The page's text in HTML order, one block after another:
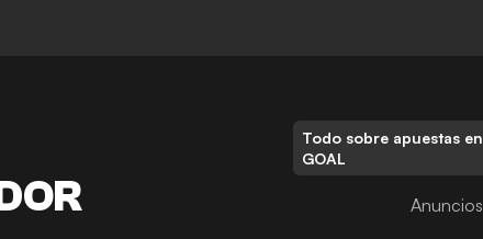
Todo sobre apuestas en
GOAL